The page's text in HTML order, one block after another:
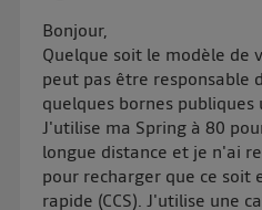
Bonjour,
Quelque soit le modèle de
peut pas être responsable
quelques bornes
J'utilise ma Spring à 80
longue distance et je n'ai
pour recharger que ce soit
rapide (CCS). J'utilise une
Pour une
sur la navigation des
Pour uneconnexion mobile,
uniquement sur la
Vous pouvez à tout
surle portail d’Utiq("
« gérer Utiq » en bas